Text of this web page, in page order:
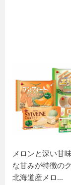
メロンと深い甘
な甘みが特徴の
北海道産メロ...